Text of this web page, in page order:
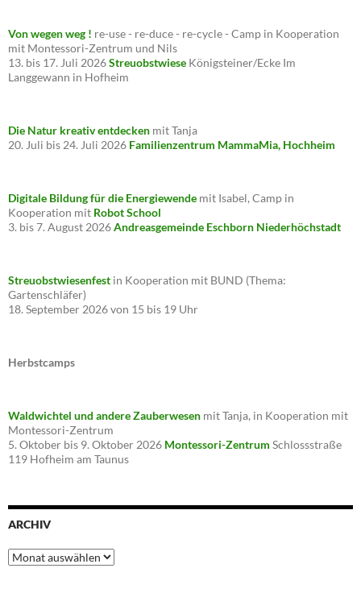
Von wegen weg ! re-use - re-duce - re-cycle - Camp in Kooperation
mit Montessori-Zentrum und Nils
13. bis 17. Juli 2026Streuobstwiese Königsteiner/Ecke Im
Langgewann in Hofheim
Die Natur kreativ entdecken mit Tanja
20. Juli bis 24. Juli 2026 Familienzentrum MammaMia, Hochheim
Digitale Bildung für die Energiewende mit Isabel, Camp in
Kooperation mit Robot School
3. bis 7. August 2026Andreasgemeinde Eschborn Niederhöchstadt
Streuobstwiesenfest in Kooperation mit BUND (Thema:
Gartenschläfer)
18. September 2026 von 15 bis 19 Uhr
Herbstcamps
Waldwichtel und andere Zauberwesen mit Tanja, in Kooperation mit
Montessori-Zentrum
5. Oktober bis 9. Oktober 2026 Montessori-Zentrum Schlossstraße
119 Hofheim am Taunus
ARCHIV
Archiv